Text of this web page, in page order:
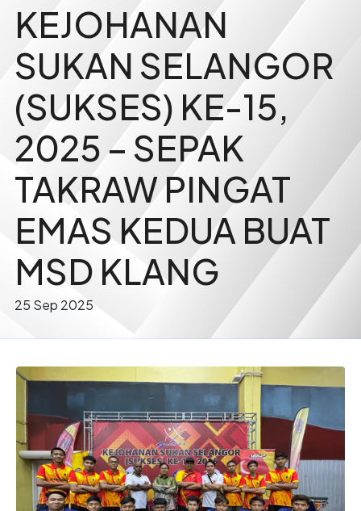
KEJOHANAN
SUKAN SELANGOR
(SUKSES) KE-15,
2025 – SEPAK
TAKRAW PINGAT
EMAS KEDUA BUAT
MSD KLANG
25 Sep 2025